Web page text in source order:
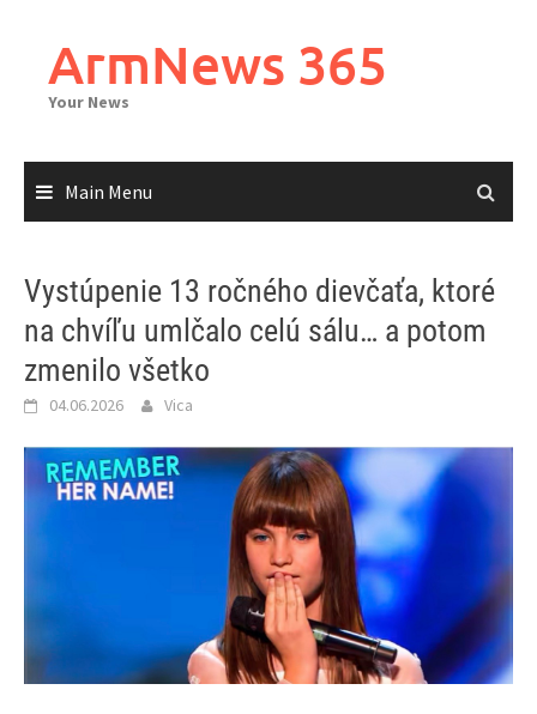
contentArmNews 365
Your News
Main Menu
Vystúpenie 13 ročného dievčaťa, ktoré
na chvíľu umlčalo celú sálu… a potom
zmenilo všetko
04.06.2026 Vica